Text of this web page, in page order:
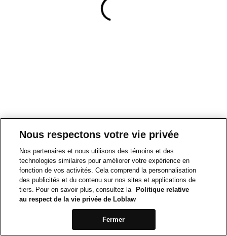
Nous respectons votre vie privée
Nos partenaires et nous utilisons des témoins et des
technologies similaires pour améliorer votre expérience en
fonction de vos activités. Cela comprend la personnalisation
des publicités et du contenu sur nos sites et applications de
tiers. Pour en savoir plus, consultez la
Politique relative
au respect de la vie privée de Loblaw
Fermer